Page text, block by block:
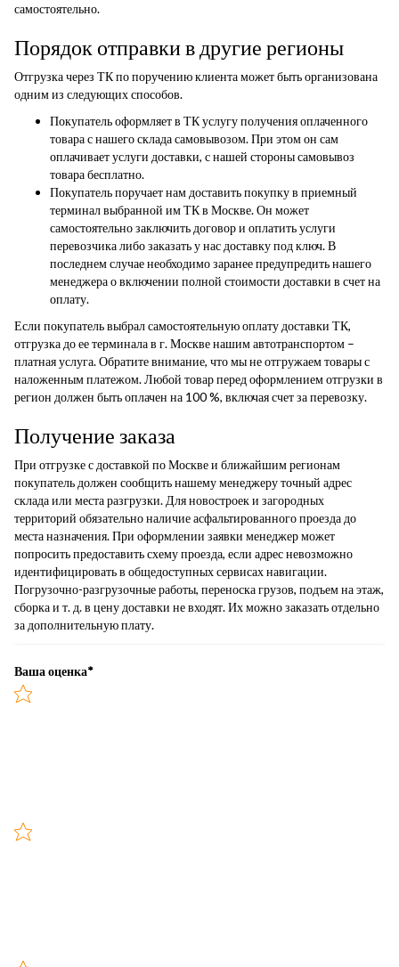
самостоятельно.
Порядок отправки в другие регионы
Отгрузка через ТК по поручению клиента может быть организована
одним из следующих способов.
Покупатель оформляет в ТК услугу получения оплаченного
товара с нашего склада самовывозом. При этом он сам
оплачивает услуги доставки, с нашей стороны самовывоз
товара бесплатно.
Покупатель поручает нам доставить покупку в приемный
терминал выбранной им ТК в Москве. Он может
самостоятельно заключить договор и оплатить услуги
перевозчика либо заказать у нас доставку под ключ. В
последнем случае необходимо заранее предупредить нашего
менеджера о включении полной стоимости доставки в счет на
оплату.
Если покупатель выбрал самостоятельную оплату доставки ТК,
отгрузка до ее терминала в г. Москве нашим автотранспортом –
платная услуга. Обратите внимание, что мы не отгружаем товары с
наложенным платежом. Любой товар перед оформлением отгрузки в
регион должен быть оплачен на 100 %, включая счет за перевозку.
Получение заказа
При отгрузке с доставкой по Москве и ближайшим регионам
покупатель должен сообщить нашему менеджеру точный адрес
склада или места разгрузки. Для новостроек и загородных
территорий обязательно наличие асфальтированного проезда до
места назначения. При оформлении заявки менеджер может
попросить предоставить схему проезда, если адрес невозможно
идентифицировать в общедоступных сервисах навигации.
Погрузочно-разгрузочные работы, переноска грузов, подъем на этаж,
сборка и т. д. в цену доставки не входят. Их можно заказать отдельно
за дополнительную плату.
Ваша оценка*